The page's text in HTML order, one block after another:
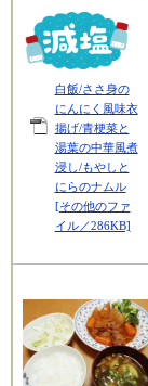
白飯/ささ身の
にんにく風味衣
揚げ/青梗菜と
湯葉の中華風煮
浸し/もやしと
にらのナムル
[その他のファ
イル／286KB]